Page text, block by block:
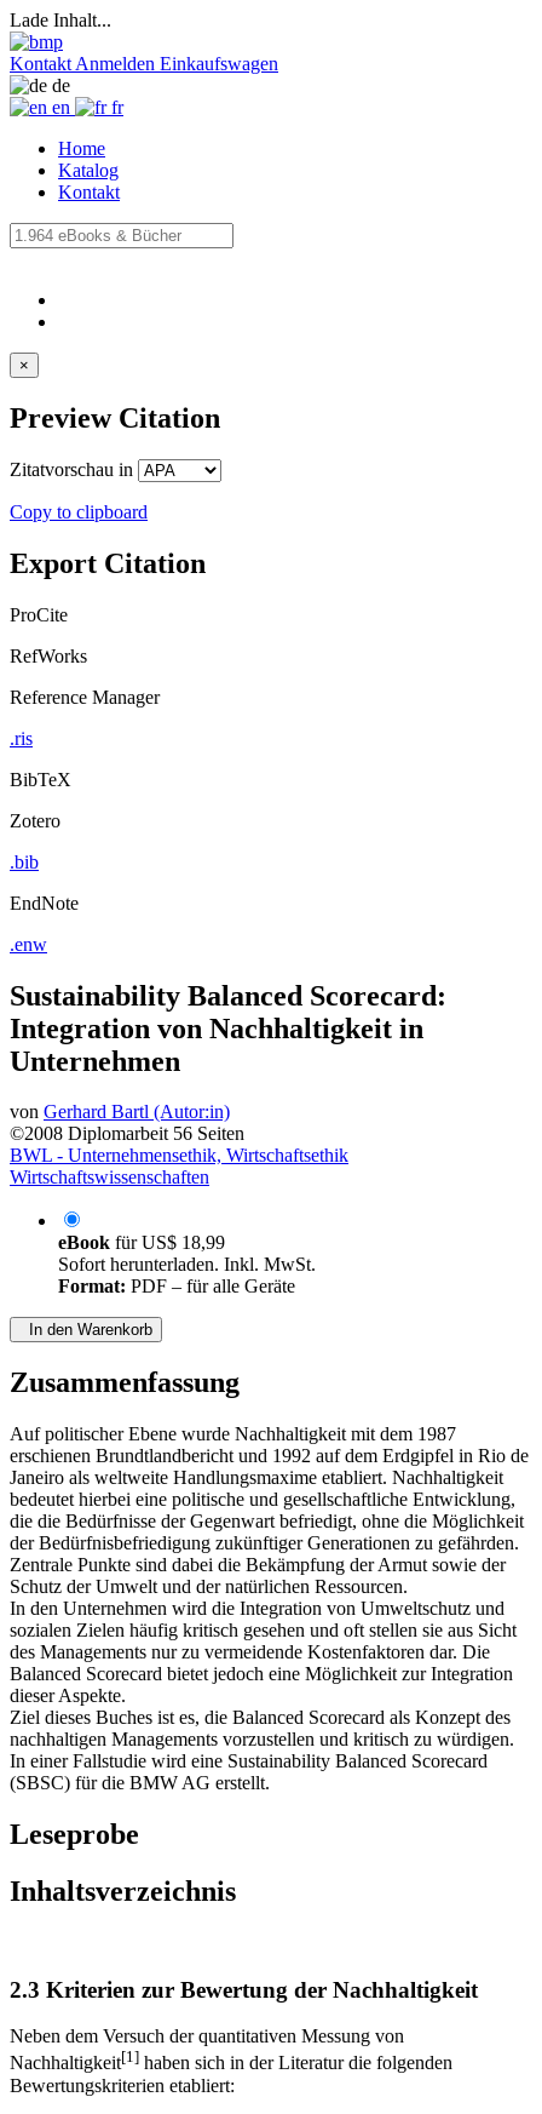
Lade Inhalt...
Kontakt Anmelden Einkaufswagen
de
en
fr
Home
Katalog
Kontakt
×
Preview Citation
Zitatvorschau in
Copy to clipboard
Export Citation
ProCite
RefWorks
Reference Manager
.ris
BibTeX
Zotero
.bib
EndNote
.enw
Sustainability Balanced Scorecard:
Integration von Nachhaltigkeit in
Unternehmen
von Gerhard Bartl (Autor:in)
©2008 Diplomarbeit 56 Seiten
BWL - Unternehmensethik, Wirtschaftsethik
Wirtschaftswissenschaften
eBook fürUS$ 18,99
Sofort herunterladen. Inkl. MwSt.
Format: PDF – für alle Geräte
In den Warenkorb
Zusammenfassung
Auf politischer Ebene wurde Nachhaltigkeit mit dem 1987
erschienen Brundtlandbericht und 1992 auf dem Erdgipfel in Rio de
Janeiro als weltweite Handlungsmaxime etabliert. Nachhaltigkeit
bedeutet hierbei eine politische und gesellschaftliche Entwicklung,
die die Bedürfnisse der Gegenwart befriedigt, ohne die Möglichkeit
der Bedürfnisbefriedigung zukünftiger Generationen zu gefährden.
Zentrale Punkte sind dabei die Bekämpfung der Armut sowie der
Schutz der Umwelt und der natürlichen Ressourcen.
In den Unternehmen wird die Integration von Umweltschutz und
sozialen Zielen häufig kritisch gesehen und oft stellen sie aus Sicht
des Managements nur zu vermeidende Kostenfaktoren dar. Die
Balanced Scorecard bietet jedoch eine Möglichkeit zur Integration
dieser Aspekte.
Ziel dieses Buches ist es, die Balanced Scorecard als Konzept des
nachhaltigen Managements vorzustellen und kritisch zu würdigen.
In einer Fallstudie wird eine Sustainability Balanced Scorecard
(SBSC) für die BMW AG erstellt.
Leseprobe
Inhaltsverzeichnis
2.3 Kriterien zur Bewertung der Nachhaltigkeit
Neben dem Versuch der quantitativen Messung von
Nachhaltigkeit[1] haben sich in der Literatur die folgenden
Bewertungskriterien etabliert: